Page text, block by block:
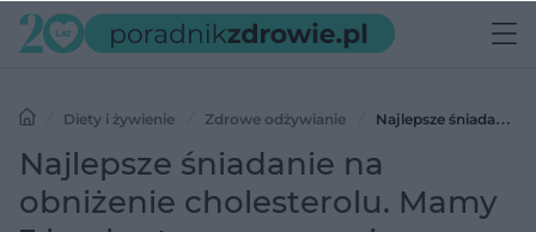
Diety i żywienie Zdrowe odżywianie
Najlepsze śniadanie
na obniżenie cholesterolu. Mamy 3 konkretne propozycje
Najlepsze śniadanie na
obniżenie cholesterolu. Mamy